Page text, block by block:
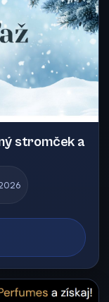
stromček a
2026